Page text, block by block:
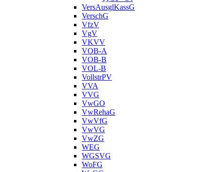
VersAusglKassG
VerschG
VfzV
VgV
VKVV
VOB-A
VOB-B
VOL-B
VollstrPV
VVA
VVG
VwGO
VwRehaG
VwVfG
VwVG
VwZG
WEG
WGSVG
WoFG